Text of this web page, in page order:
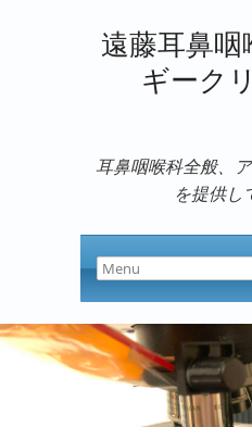
遠藤耳鼻
ギーク
耳鼻咽喉科全般、
を提供し